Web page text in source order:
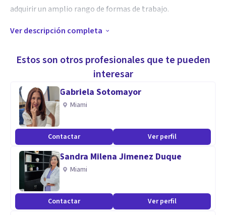
adquirir un amplio rango de formas de trabajo.
Aptitudes
seguro, libre de juicios, donde la validación emocional cobra
un lugar de regulación emocional, donde poder trabajar
todas aquellas vivencias y/o experiencias que le están
generando malestar.
A lo largo de mi experiencia laboral he podido ver la
importancia de saber comunicar nuestras necesidades a
nuestro entorno, así como a escuchar y relacionarnos con
los demás desde una postura resiliente, para poder
establecer vínculos seguros con aquellos que nos rodean, y
Ver descripción completa
Estos son otros profesionales que te pueden
interesar
Gabriela Sotomayor
Miami
Contactar Ver perfil
Sandra Milena Jimenez Duque
Miami
Contactar Ver perfil